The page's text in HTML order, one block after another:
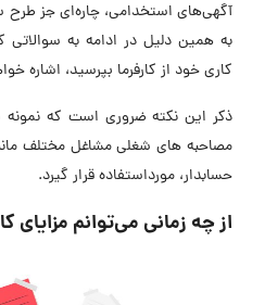
آگهی‌های استخدامی، چاره‌ای جز طرح
به همین دلیل در ادامه به سوالاتی
کاری خود از کارفرما بپرسید، اشاره
ذکر این نکته ضروری است که نمونه
مصاحبه های شغلی مشاغل مختلف
حسابدار، مورداستفاده قرار گیرد.
از چه زمانی می‌توانم مزایای